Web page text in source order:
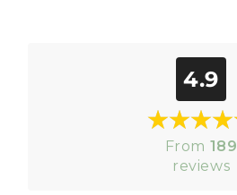
4.9
From 189
reviews